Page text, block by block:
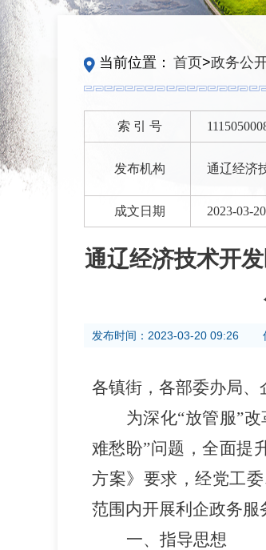
当前位置： 首页>政务公
索 引 号
发布机构 通辽经济
成文日期 2023-03-20
通辽经济技术开
发布时间： 2023-03-20 09:26
各镇街，各部委办局、
为深化“放管服”改
难愁盼”问题，全面提
方案》要求，经党工
范围内开展利企政务服
一、指导思想